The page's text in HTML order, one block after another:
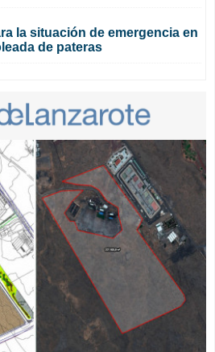
la situación de emergencia en
de pateras